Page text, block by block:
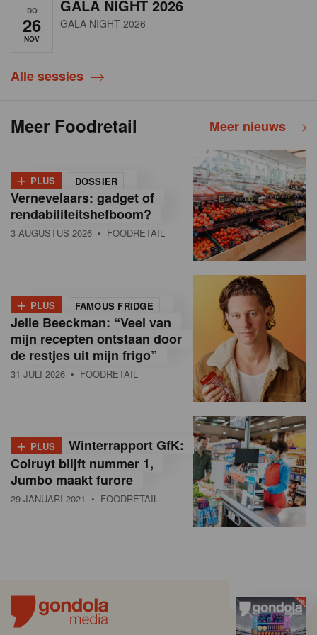
DO
26
NOV
GALA NIGHT 2026
GALA NIGHT 2026
Alle sessies
Meer Foodretail Meer nieuws
+ PLUS DOSSIER
Vernevelaars: gadget of
rendabiliteitshefboom?
3 AUGUSTUS 2026 • FOODRETAIL
+ PLUS FAMOUS FRIDGE
Jelle Beeckman: “Veel van
mijn recepten ontstaan door
de restjes uit mijn frigo”
31 JULI 2026 • FOODRETAIL
+ PLUS
Winterrapport GfK:
Colruyt blijft nummer 1,
Jumbo maakt furore
29 JANUARI 2021 • FOODRETAIL